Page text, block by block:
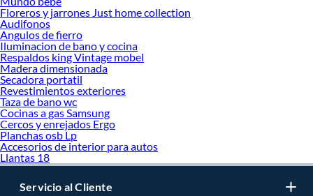
Floreros y jarrones Just home collection
Audifonos
Angulos de fierro
Iluminacion de bano y cocina
Respaldos king Vintage mobel
Madera dimensionada
Secadora portatil
Revestimientos exteriores
Taza de bano wc
Cocinas a gas Samsung
Cercos y enrejados Ergo
Planchas osb Lp
Accesorios de interior para autos
Llantas 18
Servicio al Cliente